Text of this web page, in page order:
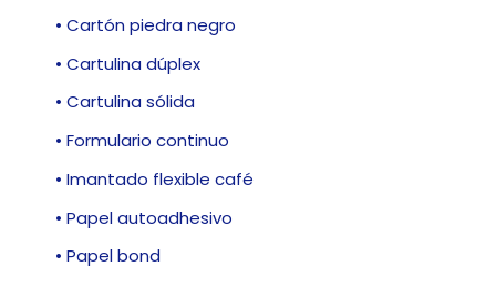
• Cartón piedra negro
• Cartulina dúplex
• Cartulina sólida
• Formulario continuo
• Imantado flexible café
• Papel autoadhesivo
• Papel bond